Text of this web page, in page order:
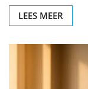
LEES MEER